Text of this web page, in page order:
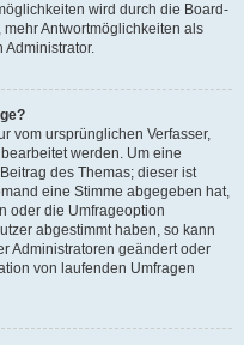
wird durch die Board-
Antwortmöglichkeiten als
Administrator.
vom ursprünglichen Verfasser,
werden. Um eine
des Themas; dieser ist
eine Stimme abgegeben hat,
oder die Umfrageoption
abgestimmt haben, so kann
Administratoren geändert oder
von laufenden Umfragen